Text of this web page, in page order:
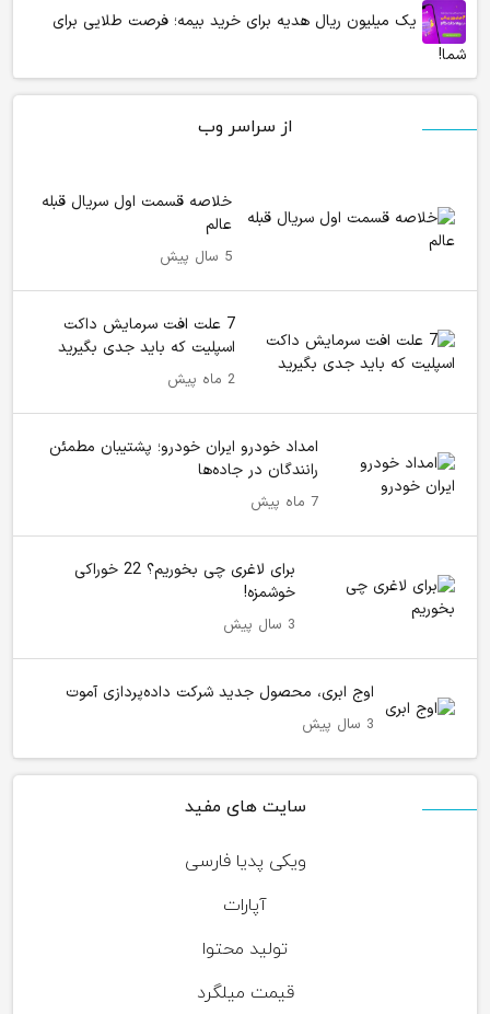
یک میلیون ریال هدیه برای خرید بیمه؛ فرصت طلایی برای
شما!
از سراسر وب
خلاصه قسمت اول سریال قبله
عالم
5 سال پیش
7 علت افت سرمایش داکت
اسپلیت که باید جدی بگیرید
2 ماه پیش
امداد خودرو ایران خودرو؛ پشتیبان مطمئن
رانندگان در جاده‌ها
7 ماه پیش
برای لاغری چی بخوریم؟ 22 خوراکی
خوشمزه!
3 سال پیش
اوج ابری، محصول جدید شرکت داده‌پردازی آموت
3 سال پیش
سایت های مفید
ویکی پدیا فارسی
آپارات
تولید محتوا
قیمت میلگرد